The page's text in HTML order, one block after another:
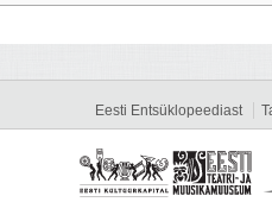
Eesti Entsüklopeediast